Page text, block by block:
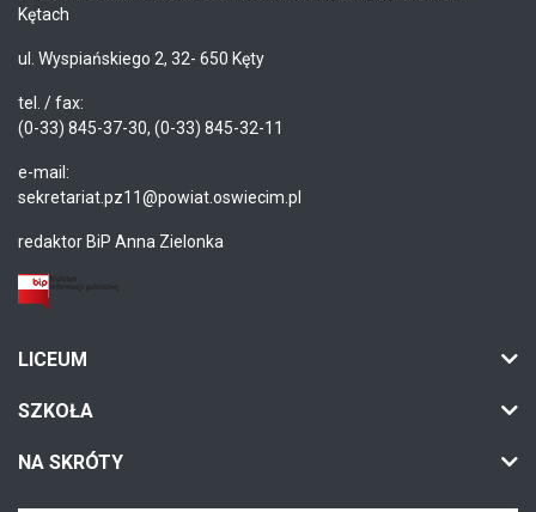
Kętach
ul. Wyspiańskiego 2, 32- 650 Kęty
tel. / fax:
(0-33) 845-37-30, (0-33) 845-32-11
e-mail:
sekretariat.pz11@powiat.oswiecim.pl
redaktor BiP Anna Zielonka
LICEUM
SZKOŁA
NA SKRÓTY